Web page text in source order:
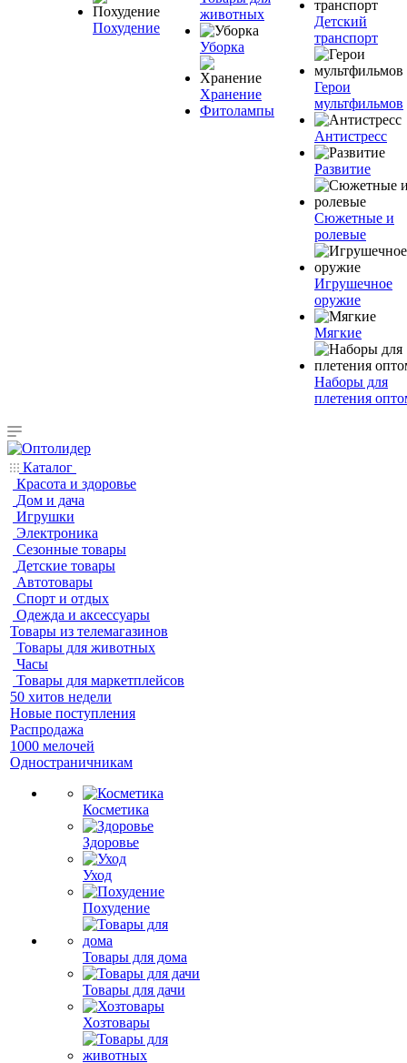
Похудение
животных
Уборка
Хранение
Фитолампы
Детский
транспорт
Герои
мультфильмов
Антистресс
Развитие
Сюжетные и
ролевые
Игрушечное
оружие
Мягкие
Наборы для
плетения
Каталог
Красота и здоровье
Дом и дача
Игрушки
Электроника
Сезонные товары
Детские товары
Автотовары
Спорт и отдых
Одежда и аксессуары
Товары из телемагазинов
Товары для животных
Часы
Товары для маркетплейсов
50 хитов недели
Новые поступления
Распродажа
1000 мелочей
Одностраничникам
Косметика
Здоровье
Уход
Похудение
Товары для дома
Товары для дачи
Хозтовары